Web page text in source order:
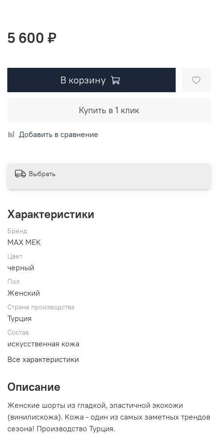
5 600 ₽
В корзину
Купить в 1 клик
Добавить в сравнение
Выбрать
Характеристики
Бренд
MAX MEK
Цвет
черный
Пол
Женский
Страна производства
Турция
Состав
искусственная кожа
Все характеристики
Описание
Женские шорты из гладкой, эластичной экокожи
(винилискожа). Кожа - один из самых заметных трендов
сезона! Производство Турция.